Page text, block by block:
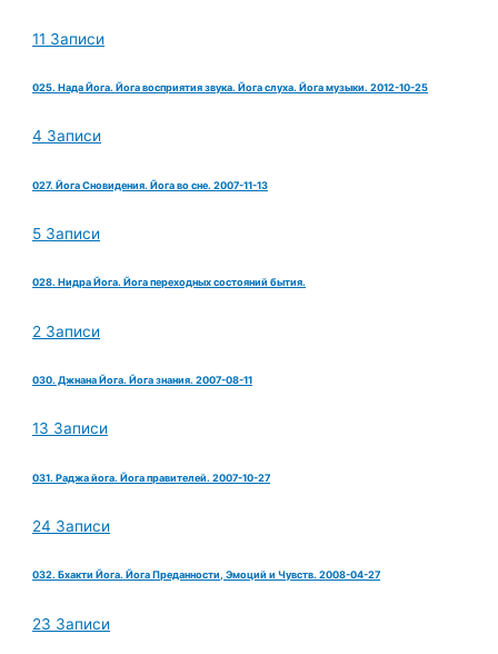
11 Записи
025. Нада Йога. Йога восприятия звука. Йога слуха. Йога музыки. 2012-10-25
4 Записи
027. Йога Сновидения. Йога во сне. 2007-11-13
5 Записи
028. Нидра Йога. Йога переходных состояний бытия.
2 Записи
030. Джнана Йога. Йога знания. 2007-08-11
13 Записи
031. Раджа йога. Йога правителей. 2007-10-27
24 Записи
032. Бхакти Йога. Йога Преданности, Эмоций и Чувств. 2008-04-27
23 Записи